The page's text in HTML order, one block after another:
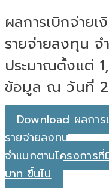
ผลการเบิกจ่าย
รายจ่ายลงทุน จ
ประมาณตั้งแต่
ข้อมูล ณ วันที่
Download ผลการ
รายจ่ายลงทุน
จำแนกตามโครงการ
บาท ขึ้นไป